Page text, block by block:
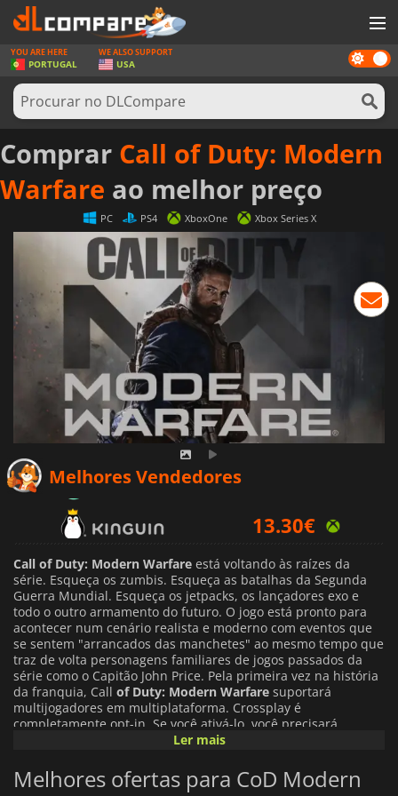
JOGOS
GAME CARDS
SOFTWARE
REWARDS
HARDWARE
ENTRAR OU REGISTAR
Dark
mode
YOU ARE HERE
PORTUGAL
WE ALSO SUPPORT
USA
Comprar Call of Duty: Modern
Warfare ao melhor preço
PC PS4 XboxOne Xbox Series X
Melhores Vendedores
13.30€
13.42€
Call of Duty: Modern Warfare está voltando às raízes da
série. Esqueça os zumbis. Esqueça as batalhas da Segunda
Guerra Mundial. Esqueça os jetpacks, os lançadores exo e
todo o outro armamento do futuro. O jogo está pronto para
acontecer num cenário realista e moderno com eventos que
se sentem "arrancados das manchetes" ao mesmo tempo que
traz de volta personagens familiares de jogos passados da
série como o Capitão John Price. Pela primeira vez na história
da franquia, Call of Duty: Modern Warfare suportará
multijogadores em multiplataforma. Crossplay é
completamente opt-in. Se você ativá-lo, você precisará
vincular uma conta Call of Duty para formar uma lista de
listas de amigos Epic em Fortnite. Crossplay é suportado em
todos os modos multiplayer, exceto Torneios Classificados e
Ler mais
Melhores ofertas para CoD Modern